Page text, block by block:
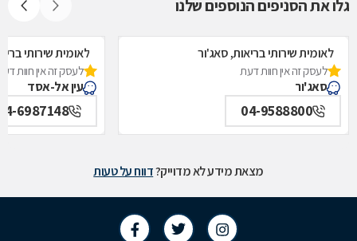
גלו את הסניפים הנוספים שלנו
לאומית שירותי בריאות, סאג'ור
לעסק זה אין חוות דעת
סאג'ור
04-9588800
לאומית שירותי
לעסק זה אין חוות
עין אל-אסד
6987148
מצאת מידע לא מדוייק?דווח על טעות